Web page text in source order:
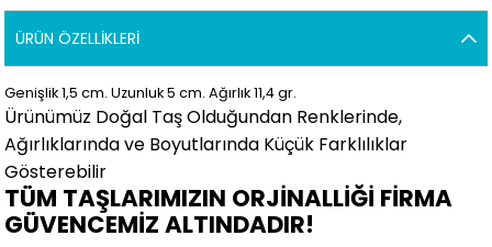
ÜRÜN ÖZELLIKLERI
Genişlik 1,5 cm. Uzunluk 5 cm.Ağırlık 11,4 gr.
Ürünümüz Doğal Taş Olduğundan Renklerinde,
Ağırlıklarında ve Boyutlarında Küçük Farklılıklar
Gösterebilir
TÜM TAŞLARIMIZIN ORJİNALLİĞİ FİRMA
GÜVENCEMİZ ALTINDADIR!